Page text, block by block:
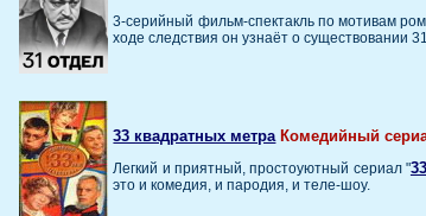
3-серийный фильм-спектакль по мотивам
ходе следствия он узнаёт о существовании
33 квадратных метра Комедийный
Легкий и приятный, простоуютный сериал "
это и комедия, и пародия, и теле-шоу.